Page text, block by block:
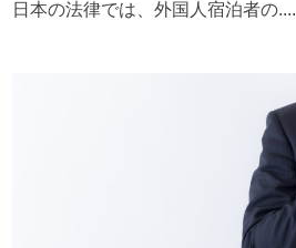
日本の法律では、外国人宿泊者の....